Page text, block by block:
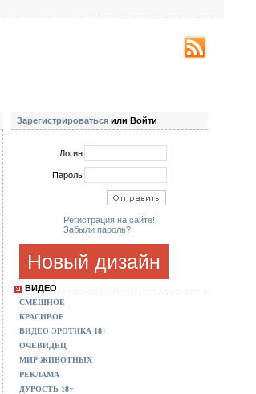
Зарегистрироваться или Войти
Логин
Пароль
Регистрация на сайте!
Забыли пароль?
Новый дизайн
ВИДЕО
СМЕШНОЕ
КРАСИВОЕ
ВИДЕО ЭРОТИКА 18+
ОЧЕВИДЕЦ
МИР ЖИВОТНЫХ
РЕКЛАМА
ДУРОСТЬ 18+